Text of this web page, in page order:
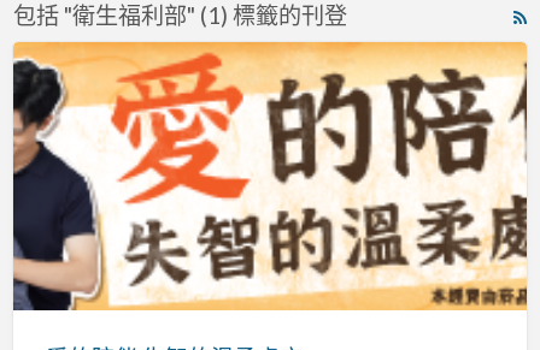
包括 "衛生福利部" (1) 標籤的刊登
愛
的
陪
伴
失
的
溫
柔